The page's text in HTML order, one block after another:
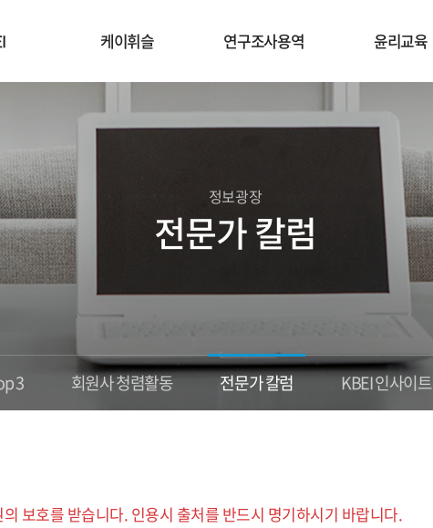
케이휘슬 연구조사용역 윤리교육
정보광장
전문가 칼럼
3 회원사 청렴활동 전문가 칼럼 KBEI 인사이트
보호를 받습니다. 인용시 출처를 반드시 명기하시기 바랍니다.